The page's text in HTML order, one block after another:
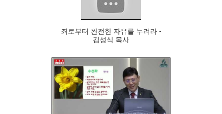
91
죄로부터 완전한 자유를 누려라 -
김성식 목사
98